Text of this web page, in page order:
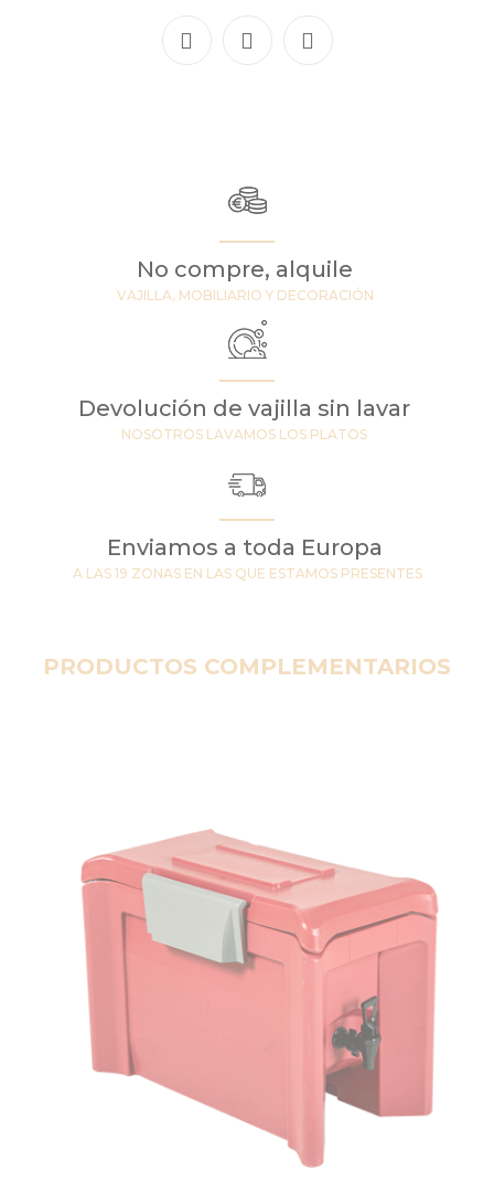
No compre, alquile
VAJILLA, MOBILIARIO Y DECORACIÓN
Devolución de vajilla sin lavar
NOSOTROS LAVAMOS LOS PLATOS
Enviamos a toda Europa
A LAS 19 ZONAS EN LAS QUE ESTAMOS PRESENTES
PRODUCTOS COMPLEMENTARIOS